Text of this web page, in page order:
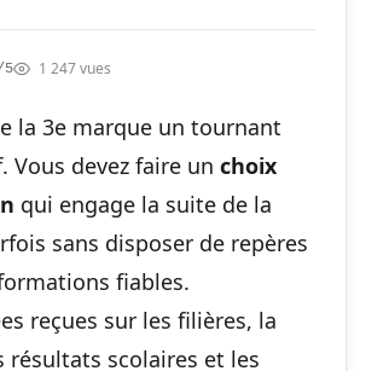
5 1 247 vues
la 3e marque un tournant
Vous devez faire unchoix
qui engage la suite de la
sans disposer de repères
fiables.
reçues sur les filières, la
résultats scolaires et les